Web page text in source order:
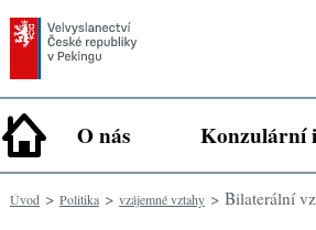
O nás Konzulární
Úvod> Politika> vzájemné vztahy> Bilaterální